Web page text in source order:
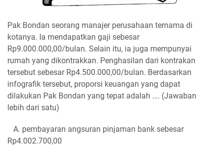
Pak Bondan seorang manajer perusahaan ternama di
kotanya. Ia mendapatkan gaji sebesar
Rp9.000.000,00/bulan. Selain itu, ia juga mempunyai
rumah yang dikontrakkan. Penghasilan dari kontrakan
tersebut sebesar Rp4.500.000,00/bulan. Berdasarkan
infografik tersebut, proporsi keuangan yang dapat
dilakukan Pak Bondan yang tepat adalah …. (Jawaban
lebih dari satu)
A. pembayaran angsuran pinjaman bank sebesar
Rp4.002.700,00